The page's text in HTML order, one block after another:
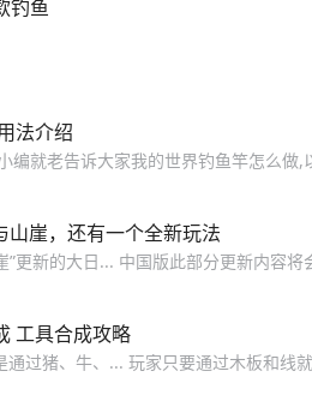
钓鱼
法介绍
就老告诉大家我的世界钓鱼竿怎么做,
崖，还有一个全新玩法
”更新的大日... 中国版此部分更新内容
工具合成攻略
过猪、牛、... 玩家只要通过木板和线